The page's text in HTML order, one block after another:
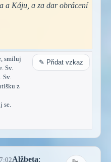
a Káju, a za dar obrácení
smiluj
Sv.
Sv.
z
se.
✎ Přidat vzkaz
Alžbeta: